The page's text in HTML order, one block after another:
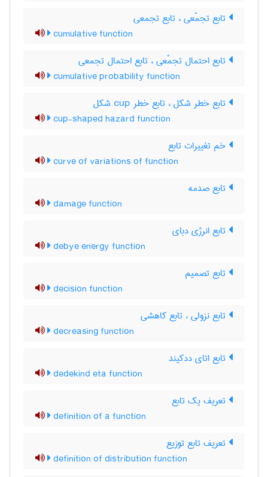
تابع تجمّعی ، تابع تجمعی
cumulative function
تابع احتمال تجمّعی ، تابع احتمال تجمعی
cumulative probability function
تابع خطر شکل ، تابع خطر ‌c‌u‌p شکل
cup-shaped hazard function
خم تغییرات تابع
curve of variations of function
تابع صدمه
damage function
تابع انرژی دبای
debye energy function
تابع تصمیم
decision function
تابع نزولی ، تابع کاهشی
decreasing function
تابع اتای ددکیند
dedekind eta function
تعریف یک تابع
definition of a function
تعریف تابع توزیع
definition of distribution function